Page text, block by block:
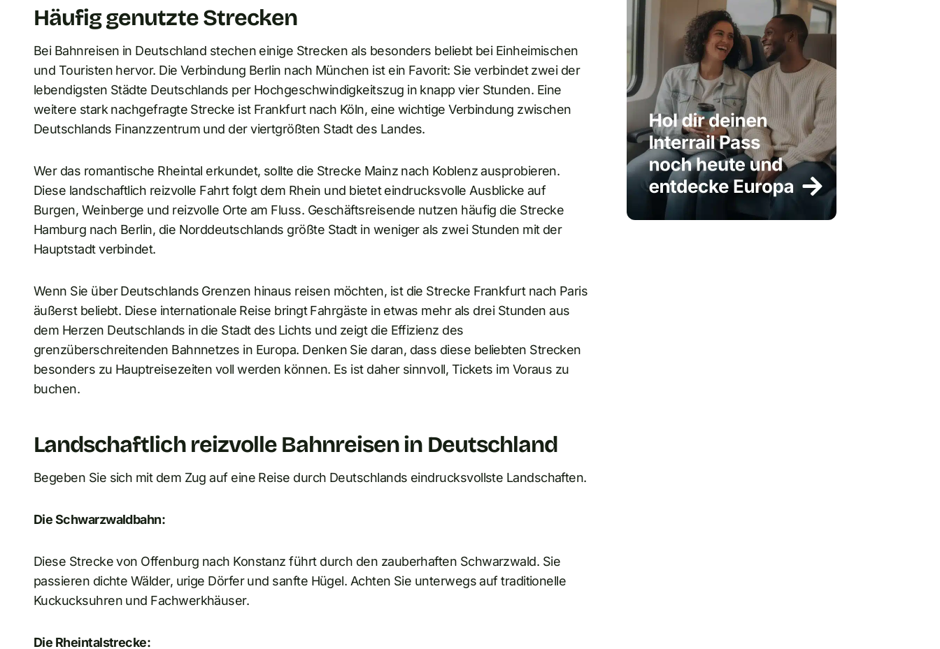
Häufig genutzte Strecken
Bei Bahnreisen in Deutschland stechen einige Strecken als besonders beliebt bei Einheimischen
und Touristen hervor. Die Verbindung Berlin nach München ist ein Favorit: Sie verbindet zwei der
lebendigsten Städte Deutschlands per Hochgeschwindigkeitszug in knapp vier Stunden. Eine
weitere stark nachgefragte Strecke ist Frankfurt nach Köln, eine wichtige Verbindung zwischen
Deutschlands Finanzzentrum und der viertgrößten Stadt des Landes.
Wer das romantische Rheintal erkundet, sollte die Strecke Mainz nach Koblenz ausprobieren.
Diese landschaftlich reizvolle Fahrt folgt dem Rhein und bietet eindrucksvolle Ausblicke auf
Burgen, Weinberge und reizvolle Orte am Fluss. Geschäftsreisende nutzen häufig die Strecke
Hamburg nach Berlin, die Norddeutschlands größte Stadt in weniger als zwei Stunden mit der
Hauptstadt verbindet.
Wenn Sie über Deutschlands Grenzen hinaus reisen möchten, ist die Strecke Frankfurt nach Paris
äußerst beliebt. Diese internationale Reise bringt Fahrgäste in etwas mehr als drei Stunden aus
dem Herzen Deutschlands in die Stadt des Lichts und zeigt die Effizienz des
grenzüberschreitenden Bahnnetzes in Europa. Denken Sie daran, dass diese beliebten Strecken
besonders zu Hauptreisezeiten voll werden können. Es ist daher sinnvoll, Tickets im Voraus zu
buchen.
Landschaftlich reizvolle Bahnreisen in Deutschland
Begeben Sie sich mit dem Zug auf eine Reise durch Deutschlands eindrucksvollste Landschaften.
Die Schwarzwaldbahn:
Diese Strecke von Offenburg nach Konstanz führt durch den zauberhaften Schwarzwald. Sie
passieren dichte Wälder, urige Dörfer und sanfte Hügel. Achten Sie unterwegs auf traditionelle
Kuckucksuhren und Fachwerkhäuser.
Die Rheintalstrecke: